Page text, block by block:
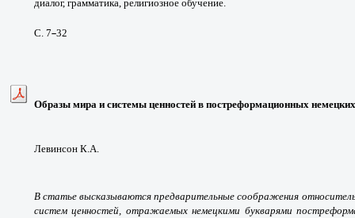
диалог, грамматика, религиозное обучение.
С. 7–32
Образы мира и системы ценностей в постреформационных
Левинсон К.А.
В статье высказываются предварительные соображения
систем ценностей, отражаемых немецкими букварями